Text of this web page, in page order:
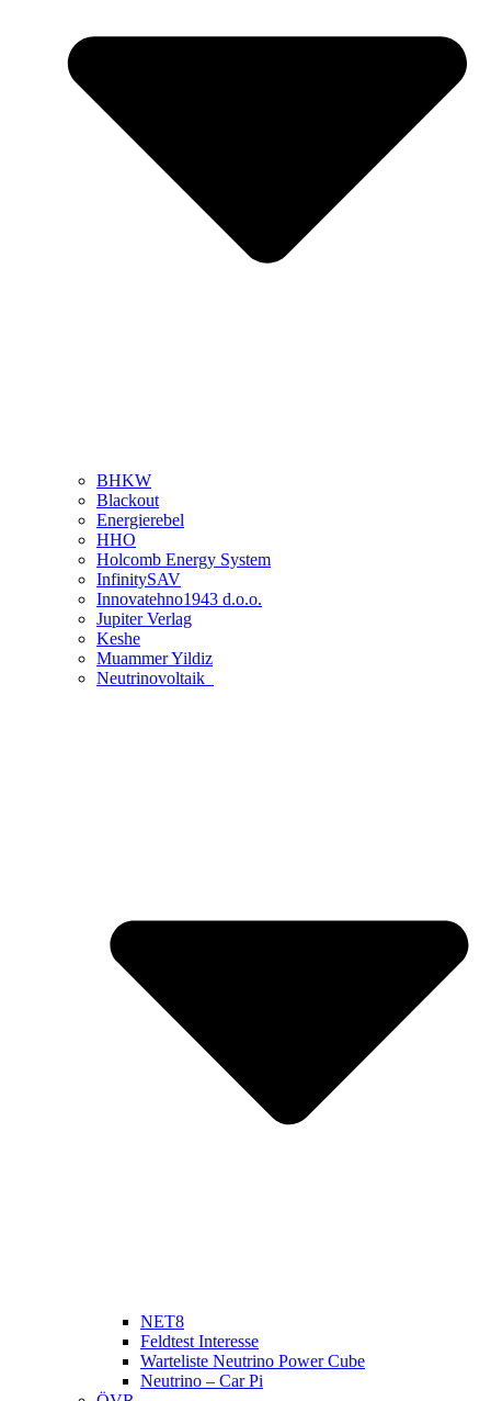
BHKW
Blackout
Energierebel
HHO
Holcomb Energy System
InfinitySAV
Innovatehno1943 d.o.o.
Jupiter Verlag
Keshe
Muammer Yildiz
Neutrinovoltaik
NET8
Feldtest Interesse
Warteliste Neutrino Power Cube
Neutrino – Car Pi